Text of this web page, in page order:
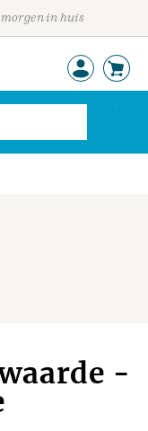
in huis
-